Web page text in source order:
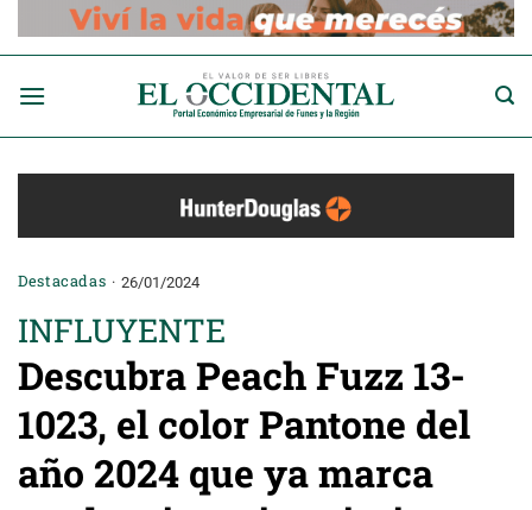
Destacadas 26/01/2024
INFLUYENTE
Descubra Peach Fuzz 13-
1023, el color Pantone del
año 2024 que ya marca